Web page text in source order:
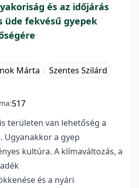
és az időjárás
üde fekvésű gyepek
Márta
Szentes Szilárd
517
területen van lehetőség a
Ugyanakkor a gyep
kultúra. A klímaváltozás, a
és a nyári